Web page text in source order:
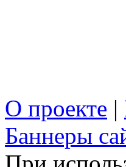
О проекте |
Баннеры